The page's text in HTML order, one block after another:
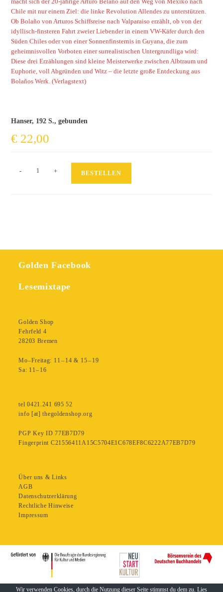
Chile mit nur einem Ziel: die linke Revolution Allendes zu unterstützen.
Ob Bolaño von Arturos Schiffsreise nach Valparaiso erzählt, ob von der
idyllisch-finsteren Fahrt zweier Liebender in einem VW-Käfer durch den
Süden Chiles oder von einer Sonnenfinsternis in Guyana, die zum
geheimnisvollen Vorboten einer surrealistischen Untergrundliga wird:
Diese drei Erzählungen sind kleine Meisterwerke zwischen Albtraum und
Euphorie, voll Abgründen und Witz – die letzte große Entdeckung aus
Bolaños Werk. (Verlagstext)
Hanser, 192 S., gebunden
€ 22,00
Cowboygräber
- + BESTELLEN
Golden Facebook
Lesemixtape
Golden Shop
Fehrfeld 4
28203 Bremen
Mo–Freitag: 11 – 14 & 15 – 19
Sa: 11– 16
tel 0421.241 695 52
info [at] thegoldenshop.org
PGP Key ID 77EB7D79
Fingerprint C21556411A15C5704E1C678EF8C6222A77EB7D79
Über uns & Links
AGB
Datenschutzerklärung
Rechtliche Hinweise
Impressum
Wir verwenden Cookies, durch die Nutzung dieser Seite stimmst du dem zu. Lies